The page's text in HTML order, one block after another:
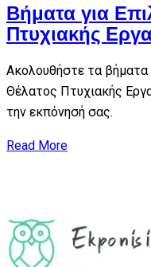
Βήματα για
Πτυχιακής
Ακολουθήστε τα βήματα
Θέλατος Πτυχιακής
την εκπόνησή σας.
Read More